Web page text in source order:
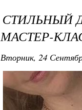
СТИЛЬНЫЙ
МАСТЕР-
Вторник, 24